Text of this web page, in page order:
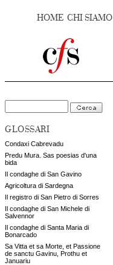
HOME CHI SIAMO
GLOSSARI
Condaxi Cabrevadu
Predu Mura. Sas poesias d'una
bida
Il condaghe di San Gavino
Agricoltura di Sardegna
Il registro di San Pietro di Sorres
Il condaghe di San Michele di
Salvennor
Il condaghe di Santa Maria di
Bonarcado
Sa Vitta et sa Morte, et Passione
de sanctu Gavinu, Prothu et
Januariu